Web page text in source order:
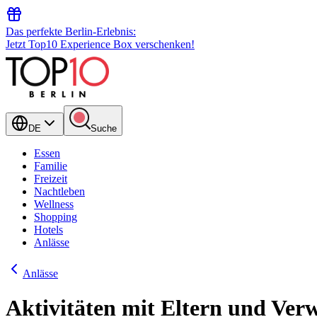
Das perfekte Berlin-Erlebnis:
Jetzt Top10 Experience Box verschenken!
DE Suche
Essen
Familie
Freizeit
Nachtleben
Wellness
Shopping
Hotels
Anlässe
Anlässe
Aktivitäten mit Eltern und